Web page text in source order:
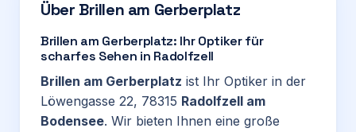
Über Brillen am Gerberplatz
Brillen am Gerberplatz: Ihr Optiker für
scharfes Sehen in Radolfzell
Brillen am Gerberplatz ist Ihr Optiker in der
Löwengasse 22, 78315 Radolfzell am
Bodensee. Wir bieten Ihnen eine große